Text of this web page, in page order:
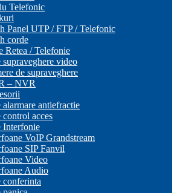
Telefonic
Panel UTP / FTP / Telefonic
corde
Retea / Telefonie
supraveghere video
de supraveghere
– NVR
alarmare antiefractie
control acces
Interfonie
VoIP Grandstream
SIP Fanvil
Video
Audio
conferinta